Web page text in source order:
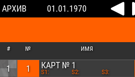
АРХИВ 01.01.1970
# № ИМЯ
1 1 КАРТ № 1
S1: S2: S3: